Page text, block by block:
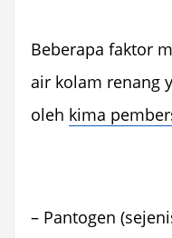
Beberapa faktor
air kolam renang
oleh kima
– Pantogen